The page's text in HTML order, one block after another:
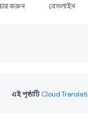
করুন বেসলাইন
এই পৃষ্ঠাটিCloud